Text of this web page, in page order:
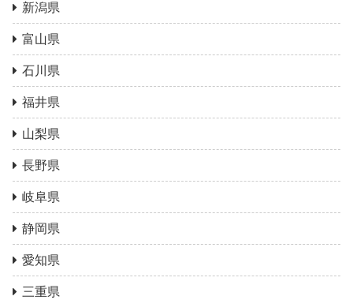
新潟県
富山県
石川県
福井県
山梨県
長野県
岐阜県
静岡県
愛知県
三重県